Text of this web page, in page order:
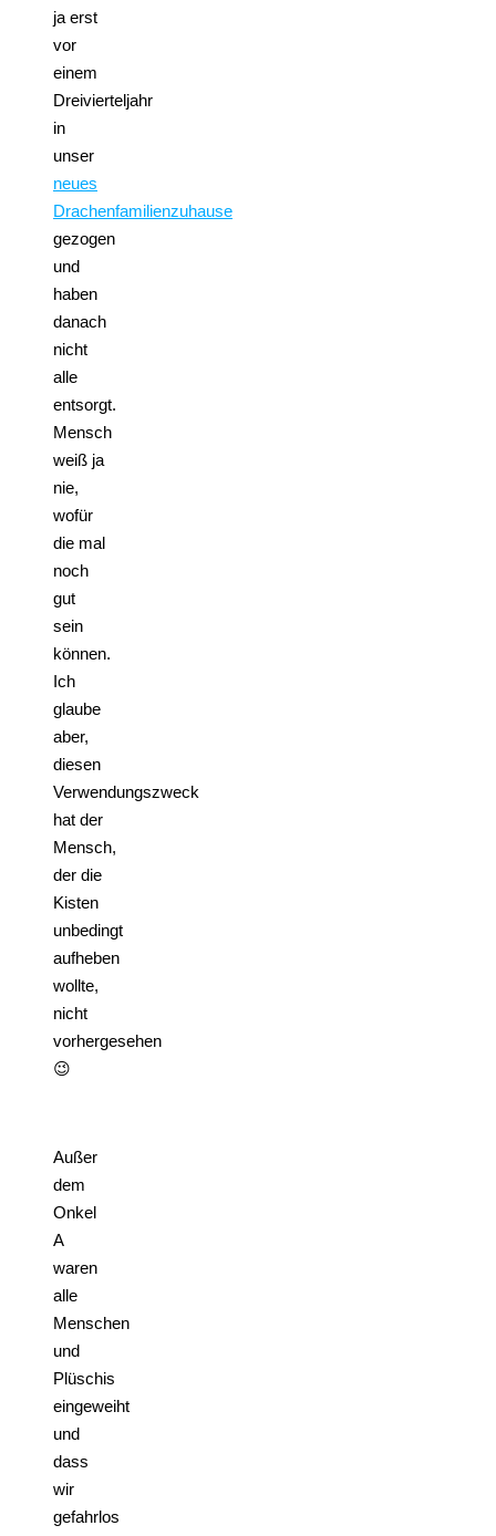
ja erst
vor
einem
Dreivierteljahr
in
unser
neues
Drachenfamilienzuhause
gezogen
und
haben
danach
nicht
alle
entsorgt.
Mensch
weiß ja
nie,
wofür
die mal
noch
gut
sein
können.
Ich
glaube
aber,
diesen
Verwendungszweck
hat der
Mensch,
der die
Kisten
unbedingt
aufheben
wollte,
nicht
vorhergesehen
😉
Außer
dem
Onkel
A
waren
alle
Menschen
und
Plüschis
eingeweiht
und
dass
wir
gefahrlos